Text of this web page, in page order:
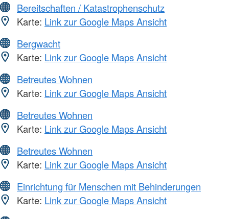
Bereitschaften / Katastrophenschutz
Karte: Link zur Google Maps Ansicht
Bergwacht
Karte: Link zur Google Maps Ansicht
Betreutes Wohnen
Karte: Link zur Google Maps Ansicht
Betreutes Wohnen
Karte: Link zur Google Maps Ansicht
Betreutes Wohnen
Karte: Link zur Google Maps Ansicht
Einrichtung für Menschen mit Behinderungen
Karte: Link zur Google Maps Ansicht